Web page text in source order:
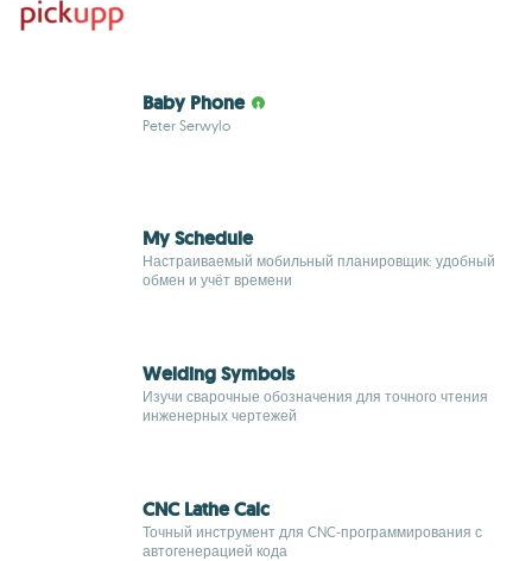
Baby Phone
Peter Serwylo
My Schedule
Настраиваемый мобильный планировщик: удобный
обмен и учёт времени
Welding Symbols
Изучи сварочные обозначения для точного чтения
инженерных чертежей
CNC Lathe Calc
Точный инструмент для CNC‑программирования с
автогенерацией кода